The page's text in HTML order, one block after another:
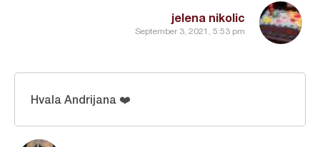
jelena nikolic
September 3, 2021, 5:53 pm
Hvala Andrijana ❤️